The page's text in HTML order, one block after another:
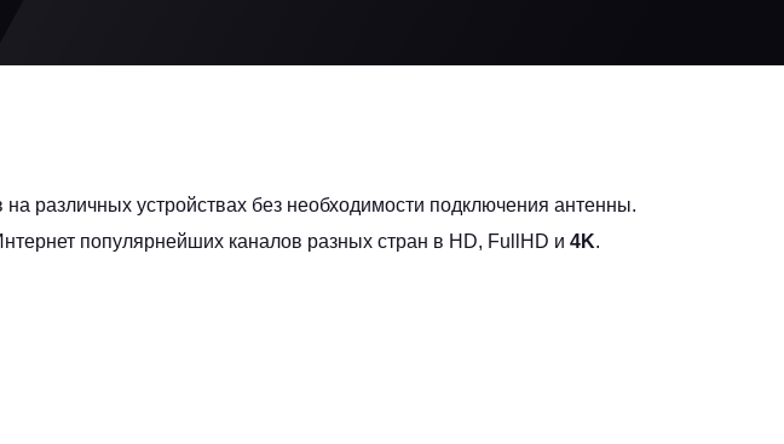
различных устройствах без необходимости подключения антенны.
популярнейших каналов разных стран в HD, FullHD и 4K.